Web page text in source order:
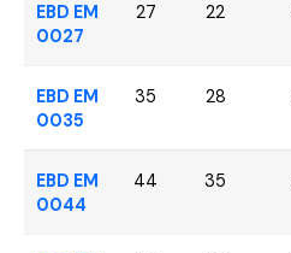
YANGDONG
EBD EM
0027
27 22
EBD EM
0035
35 28
EBD EM
0044
44 35